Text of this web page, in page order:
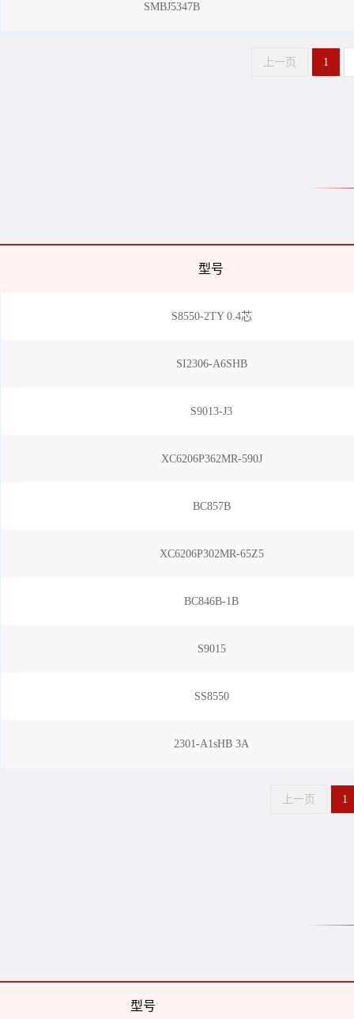
SMBJ5347B
上一页 1
型号
S8550-2TY 0.4芯
SI2306-A6SHB
S9013-J3
XC6206P362MR-590J
BC857B
XC6206P302MR-65Z5
BC846B-1B
S9015
SS8550
2301-A1sHB 3A
上一页 1
型号